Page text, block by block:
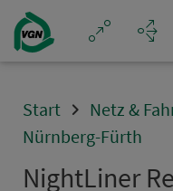
Navigation
Start Netz &
Nürnberg-Fürth
NightLiner